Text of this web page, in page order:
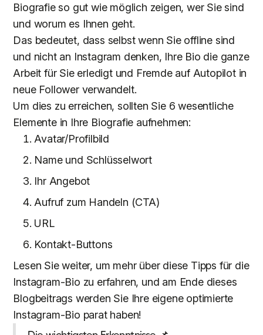
Biografie so gut wie möglich zeigen, wer Sie sind
und worum es Ihnen geht.
Das bedeutet, dass selbst wenn Sie offline sind
und nicht an Instagram denken, Ihre Bio die ganze
Arbeit für Sie erledigt und Fremde auf Autopilot in
neue Follower verwandelt.
Um dies zu erreichen, sollten Sie 6 wesentliche
Elemente in Ihre Biografie aufnehmen:
Avatar/Profilbild
Name und Schlüsselwort
Ihr Angebot
Aufruf zum Handeln (CTA)
URL
Kontakt-Buttons
Lesen Sie weiter, um mehr über diese Tipps für die
Instagram-Bio zu erfahren, und am Ende dieses
Blogbeitrags werden Sie Ihre eigene optimierte
Instagram-Bio parat haben!